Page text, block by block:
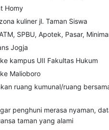
Homy
kuliner jl. Taman Siswa
SPBU, Apotek, Pasar,
Jogja
kampus UII Fakultas Hukum
Malioboro
ruang kumunal/ruang
penghuni merasa nyaman,
taman yang alami